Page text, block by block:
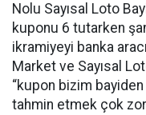
Nolu Sayısal Loto
kuponu 6 tutarken
ikramiyeyi banka
Market ve Sayısal
“kupon bizim bayiden
tahmin etmek çok